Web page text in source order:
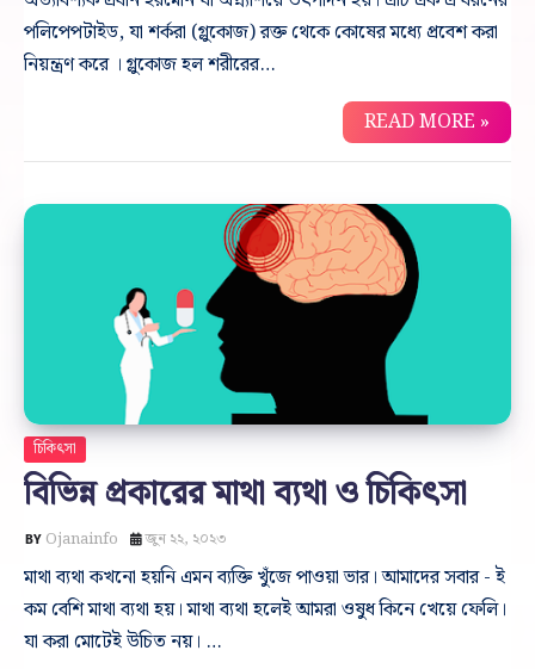
পলিপেপটাইড, যা শর্করা (গ্লুকোজ) রক্ত থেকে কোষের মধ্যে প্রবেশ করা
নিয়ন্ত্রণ করে । গ্লুকোজ হল শরীরের…
READ MORE »
চিকিৎসা
বিভিন্ন প্রকারের মাথা ব্যথা ও চিকিৎসা
Ojanainfo জুন ২২, ২০২৩
মাথা ব্যথা কখনো হয়নি এমন ব্যক্তি খুঁজে পাওয়া ভার। আমাদের সবার - ই
কম বেশি মাথা ব্যথা হয়। মাথা ব্যথা হলেই আমরা ওষুধ কিনে খেয়ে ফেলি।
যা করা মোটেই উচিত নয়। …